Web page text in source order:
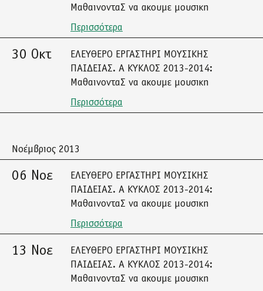
ΜαθαινονταΣ να ακουμε μουσικη
Περισσότερα
30 Οκτ
ΕΛΕΥΘΕΡΟ ΕΡΓΑΣΤΗΡΙ ΜΟΥΣΙΚΗΣ
ΠΑΙΔΕΙΑΣ. Α ΚΥΚΛΟΣ 2013-2014:
ΜαθαινονταΣ να ακουμε μουσικη
Περισσότερα
Νοέμβριος 2013
06 Νοε
ΕΛΕΥΘΕΡΟ ΕΡΓΑΣΤΗΡΙ ΜΟΥΣΙΚΗΣ
ΠΑΙΔΕΙΑΣ. Α ΚΥΚΛΟΣ 2013-2014:
ΜαθαινονταΣ να ακουμε μουσικη
Περισσότερα
13 Νοε
ΕΛΕΥΘΕΡΟ ΕΡΓΑΣΤΗΡΙ ΜΟΥΣΙΚΗΣ
ΠΑΙΔΕΙΑΣ. Α ΚΥΚΛΟΣ 2013-2014:
ΜαθαινονταΣ να ακουμε μουσικη